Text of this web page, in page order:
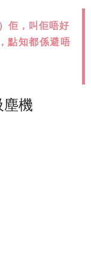
佢，叫佢唔好
點知都係避唔
塵機